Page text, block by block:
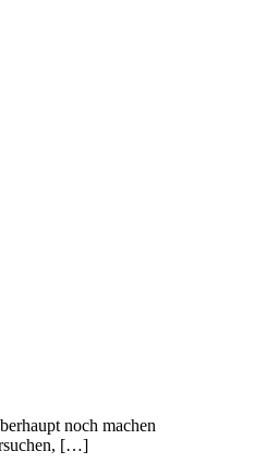
noch machen
[…]